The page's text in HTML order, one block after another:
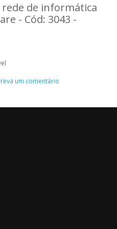
de informática
- Cód: 3043 -
um comentário